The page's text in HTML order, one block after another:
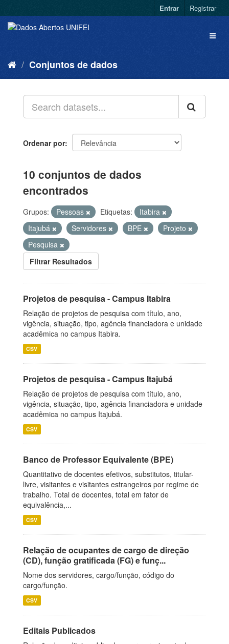
Entrar Registrar
Conjuntos de dados
Ordenar por
10 conjuntos de dados
encontrados
Grupos: Pessoas Etiquetas:
Itabira
Itajubá
Servidores BPE
Projeto
Pesquisa
Filtrar Resultados
Projetos de pesquisa - Campus Itabira
Relação de projetos de pesquisa com título, ano,
vigência, situação, tipo, agência financiadora e unidade
acadêmica no campus Itabira.
CSV
Projetos de pesquisa - Campus Itajubá
Relação de projetos de pesquisa com título, ano,
vigência, situação, tipo, agência financiadora e unidade
acadêmica no campus Itajubá.
CSV
Banco de Professor Equivalente (BPE)
Quantitativo de docentes efetivos, substitutos, titular-
livre, visitantes e visitantes estrangeiros por regime de
trabalho. Total de docentes, total em fator de
equivalência,...
CSV
Relação de ocupantes de cargo de direção
(CD), função gratificada (FG) e funç...
Nome dos servidores, cargo/função, código do
cargo/função.
CSV
Editais Publicados